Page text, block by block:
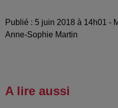
Publié : 5 juin 2018 à 14h01 -
Anne-Sophie Martin
A lire aussi